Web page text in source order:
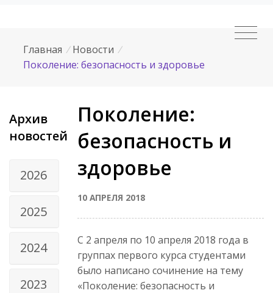
Главная / Новости /
Поколение: безопасность и здоровье
Архив
новостей
2026
2025
2024
2023
Поколение:
безопасность и
здоровье
10 АПРЕЛЯ 2018
С 2 апреля по 10 апреля 2018 года в
группах первого курса студентами
было написано сочинение на тему
«Поколение: безопасность и